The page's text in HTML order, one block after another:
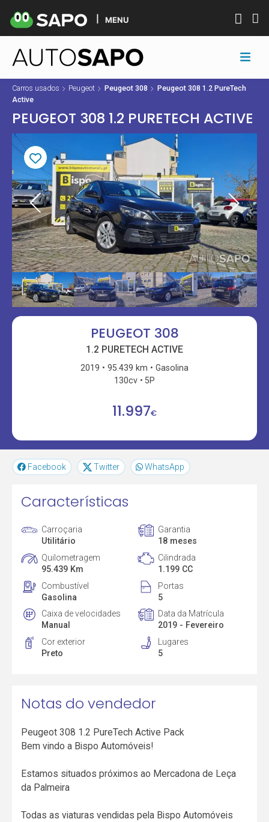
MENU
Carros usados Peugeot Peugeot 308
Peugeot 308 1.2 PureTech
Active
PEUGEOT 308 1.2 PURETECH ACTIVE
PEUGEOT 308
1.2 PURETECH ACTIVE
2019 95.439 km
Gasolina
130cv
5P
11.997€
Facebook Twitter WhatsApp
Características
Carroçaria
Utilitário
Garantia
18 meses
Quilometragem
95.439 Km
Cilindrada
1.199 CC
Combustível
Gasolina
Portas
5
Caixa de velocidades
Manual
Data da Matrícula
2019 - Fevereiro
Cor exterior
Preto
Lugares
5
Notas do vendedor
Peugeot 308 1.2 PureTech Active Pack
Bem vindo a Bispo Automóveis!
Estamos situados próximos ao Mercadona de Leça
da Palmeira
Todas as viaturas vendidas pela Bispo Automóveis